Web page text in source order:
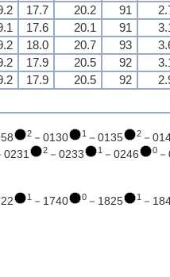
17.7 20.2 91
17.6 20.1 91
18.0 20.7 93
17.9 20.5 92
17.9 20.5 92
2－0130 1－0135 2－
0231 2－0233 1－0246 0
1 －1740 0－1825 1 －